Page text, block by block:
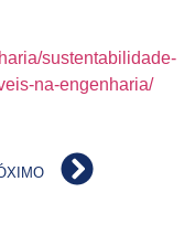
sustentabilidade-
na-engenharia/